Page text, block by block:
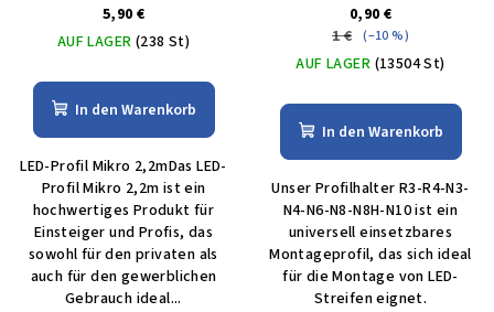
5,90 €
AUF LAGER (238 St)
In den Warenkorb
LED-Profil Mikro 2,2mDas LED-
Profil Mikro 2,2m ist ein
hochwertiges Produkt für
Einsteiger und Profis, das
sowohl für den privaten als
auch für den gewerblichen
Gebrauch ideal...
0,90 €
1 € (–10 %)
AUF LAGER (13504 St)
In den Warenkorb
Unser Profilhalter R3-R4-N3-
N4-N6-N8-N8H-N10 ist ein
universell einsetzbares
Montageprofil, das sich ideal
für die Montage von LED-
Streifen eignet.